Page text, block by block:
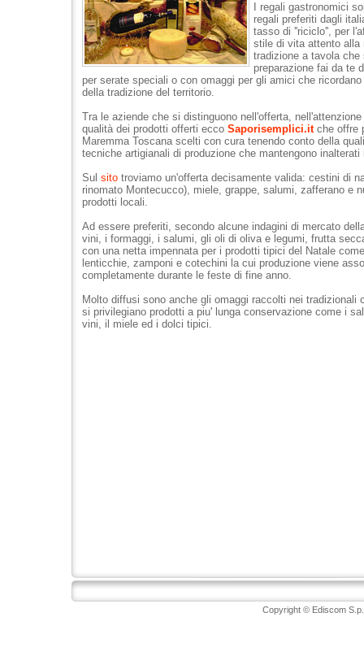
I regali gastronomici
regali preferiti dagli
tasso di ''riciclo'', per
stile di vita attento alla
tradizione a tavola
preparazione fai da te
per serate speciali o con omaggi per gli amici che
della tradizione del territorio.
Tra le aziende che si distinguono nell'offerta,
qualità dei prodotti offerti ecco Saporisemplici.itche offre
Maremma Toscana scelti con cura tenendo conto della
tecniche artigianali di produzione che mantengono
Sul sito troviamo un'offerta decisamente valida: cestini di
rinomato Montecucco), miele, grappe, salumi, zafferano e
prodotti locali.
Ad essere preferiti, secondo alcune indagini di mercato
vini, i formaggi, i salumi, gli oli di oliva e legumi, frutta
con una netta impennata per i prodotti tipici del Natale
lenticchie, zamponi e cotechini la cui produzione viene
completamente durante le feste di fine anno.
Molto diffusi sono anche gli omaggi raccolti nei tradizionali
si privilegiano prodotti a piu' lunga conservazione come i
vini, il miele ed i dolci tipici.
Copyright © Ediscom